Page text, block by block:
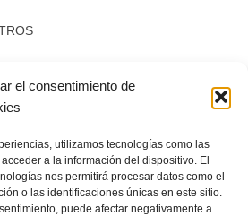
el consentimiento de
utilizamos tecnologías como las
a la información del dispositivo. El
nos permitirá procesar datos como el
o las identificaciones únicas en este sitio.
puede afectar negativamente a